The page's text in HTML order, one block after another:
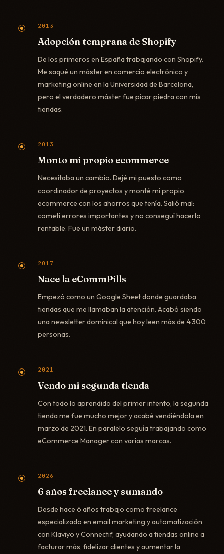
2013
Adopción temprana de Shopify
De los primeros en España trabajando con Shopify.
Me saqué un máster en comercio electrónico y
marketing online en la Universidad de Barcelona,
pero el verdadero máster fue picar piedra con mis
tiendas.
2013
Monto mi propio ecommerce
Necesitaba un cambio. Dejé mi puesto como
coordinador de proyectos y monté mi propio
ecommerce con los ahorros que tenía. Salió mal:
cometí errores importantes y no conseguí hacerlo
rentable. Fue un máster diario.
2017
Nace la eCommPills
Empezó como un Google Sheet donde guardaba
tiendas que me llamaban la atención. Acabó siendo
una newsletter dominical que hoy leen más de 4.300
personas.
2021
Vendo mi segunda tienda
Con todo lo aprendido del primer intento, la segunda
tienda me fue mucho mejor y acabé vendiéndola en
marzo de 2021. En paralelo seguía trabajando como
eCommerce Manager con varias marcas.
2026
6 años freelance y sumando
Desde hace 6 años trabajo como freelance
especializado en email marketing y automatización
con Klaviyo y Connectif, ayudando a tiendas online a
facturar más, fidelizar clientes y aumentar la